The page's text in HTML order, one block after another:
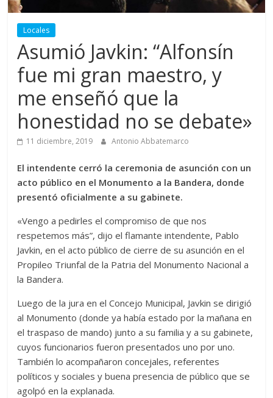
Locales
Asumió Javkin: “Alfonsín
fue mi gran maestro, y
me enseñó que la
honestidad no se debate»
11 diciembre, 2019 Antonio Abbatemarco
El intendente cerró la ceremonia de asunción con un
acto público en el Monumento a la Bandera, donde
presentó oficialmente a su gabinete.
«Vengo a pedirles el compromiso de que nos
respetemos más”, dijo el flamante intendente, Pablo
Javkin, en el acto público de cierre de su asunción en el
Propileo Triunfal de la Patria del Monumento Nacional a
la Bandera.
Luego de la jura en el Concejo Municipal, Javkin se dirigió
al Monumento (donde ya había estado por la mañana en
el traspaso de mando) junto a su familia y a su gabinete,
cuyos funcionarios fueron presentados uno por uno.
También lo acompañaron concejales, referentes
políticos y sociales y buena presencia de público que se
agolpó en la explanada.